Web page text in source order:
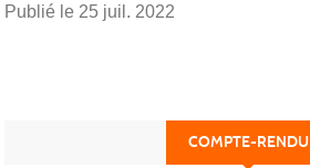
Publié le 25 juil. 2022
COMPTE-RENDU